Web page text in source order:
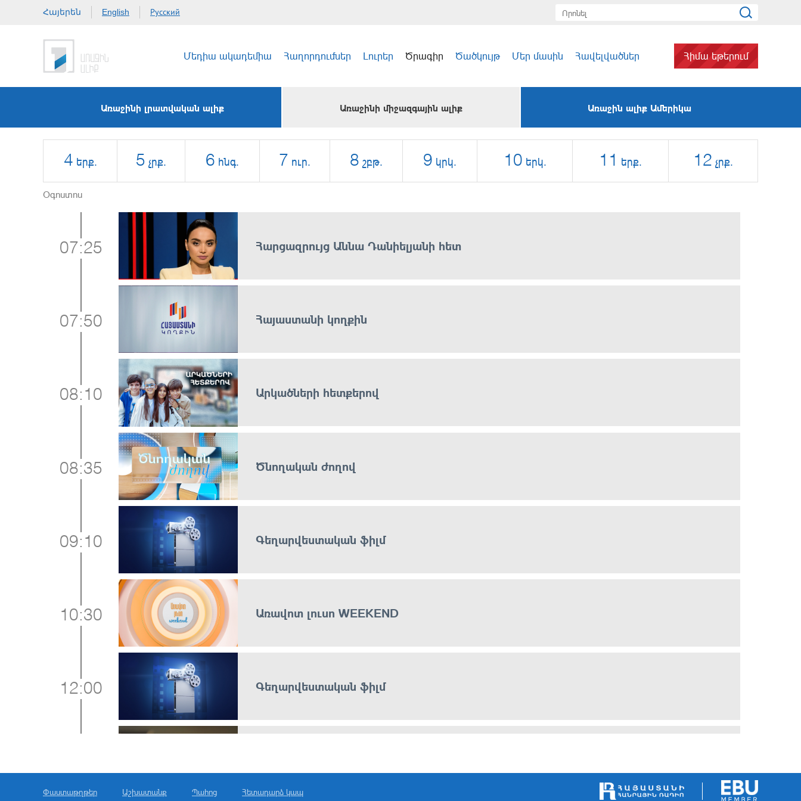
Հայերեն English Русский
Մեդիա ակադեմիա Հաղորդումներ Լուրեր Ծրագիր Ծածկույթ Մեր մասին Հավելվածներ Հիմա եթերում
Առաջինի լրատվական ալիք Առաջինի միջազգային ալիք Առաջին ալիք Ամերիկա
4 երք. 5 չրք. 6 հնգ. 7 ուր. 8 շբթ. 9 կրկ. 10 երկ. 11 երք. 12 չրք.
Օգոստոս
Հարցազրույց Աննա Դանիելյանի հետ
07:25
Հայաստանի կողքին
07:50
Արկածների հետքերով
08:10
Ծնողական ժողով
08:35
Գեղարվեստական ֆիլմ
09:10
Առավոտ լուսո WEEKEND
10:30
Գեղարվեստական ֆիլմ
12:00
Փաստաթղթեր Աշխատանք Պահոց Հետադարձ կապ